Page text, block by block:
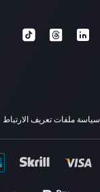
سياسة ملفات تعريف الارتباط